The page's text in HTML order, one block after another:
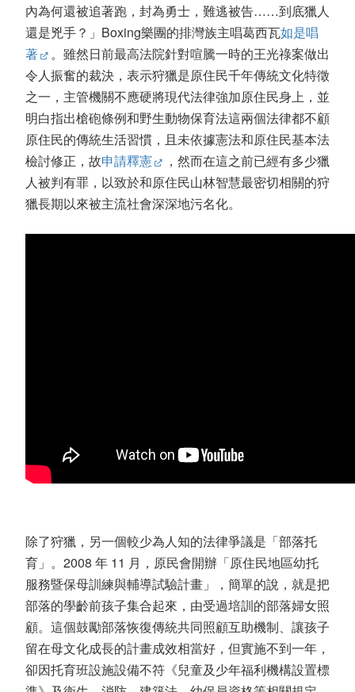
內為何還被追著跑，封為勇士，難逃被告……到底獵人
還是兇手？」Boxing樂團的排灣族主唱葛西瓦如是唱
著
。雖然日前最高法院針對喧騰一時的王光祿案做出
令人振奮的裁決，表示狩獵是原住民千年傳統文化特徵
之一，主管機關不應硬將現代法律強加原住民身上，並
明白指出槍砲條例和野生動物保育法這兩個法律都不顧
原住民的傳統生活習慣，且未依據憲法和原住民基本法
檢討修正，故申請釋憲
，然而在這之前已經有多少獵
人被判有罪，以致於和原住民山林智慧最密切相關的狩
獵長期以來被主流社會深深地污名化。
除了狩獵，另一個較少為人知的法律爭議是「部落托
育」。2008 年 11 月，原民會開辦「原住民地區幼托
服務暨保母訓練與輔導試驗計畫」，簡單的說，就是把
部落的學齡前孩子集合起來，由受過培訓的部落婦女照
顧。這個鼓勵部落恢復傳統共同照顧互助機制、讓孩子
留在母文化成長的計畫成效相當好，但實施不到一年，
卻因托育班設施設備不符《兒童及少年福利機構設置標